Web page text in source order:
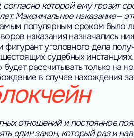
которой ему грозит
Максимальное наказание—
популярным сроком было
наказания назначались
фигурант уголовного дела
судебных
рассчитывать только на
в случае нахождения
отношений и постоянное
один закон, который раз и